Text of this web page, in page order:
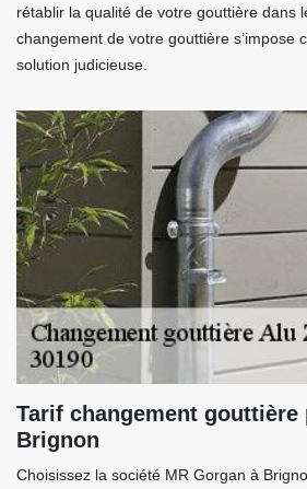
rétablir la qualité de votre gouttière dans
changement de votre gouttière s’impose
solution judicieuse.
Tarif changement gouttière
Brignon
Choisissez la société MR Gorgan à